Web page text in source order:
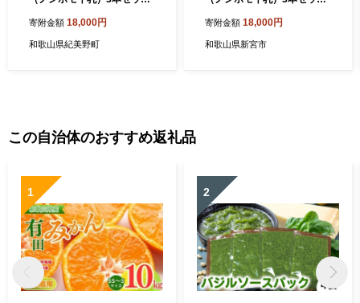
【tec700A】
寄附金額 18,000円
和歌山県紀美野町
寄附金額 18,000円
和歌山県新宮市
この自治体のおすすめ返礼品
1 2